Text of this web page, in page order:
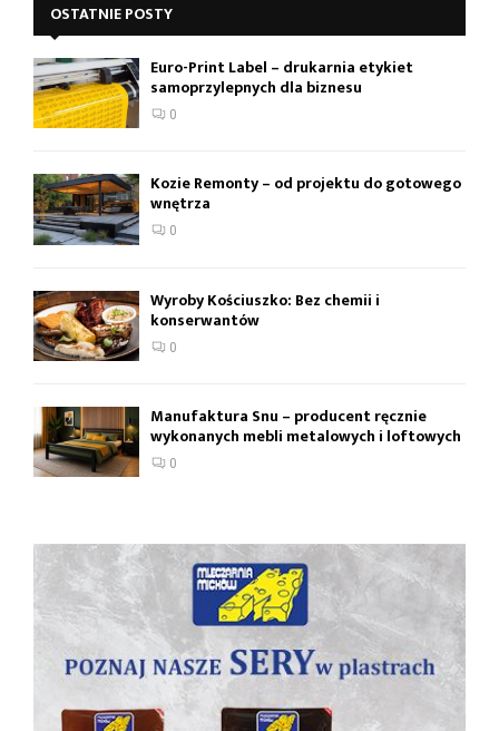
OSTATNIE POSTY
Euro-Print Label – drukarnia etykiet
samoprzylepnych dla biznesu
0
Kozie Remonty – od projektu do gotowego
wnętrza
0
Wyroby Kościuszko: Bez chemii i
konserwantów
0
Manufaktura Snu – producent ręcznie
wykonanych mebli metalowych i loftowych
0